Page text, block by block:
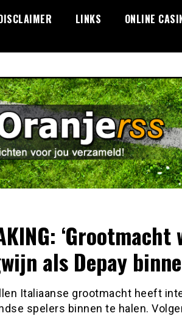
LINKS ONLINE
‘Grootmacht
als Depay
Italiaanse grootmacht heeft
spelers binnen te halen.